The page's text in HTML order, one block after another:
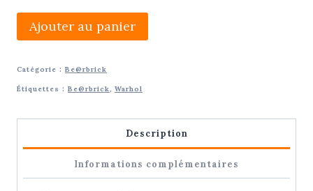
quantité
de
BE@RBRICK
Ajouter au panier
Catégorie : Be@rbrick
Étiquettes : Be@rbrick, Warhol
Description
Informations complémentaires